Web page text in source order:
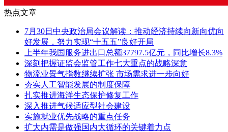
热点文章
7月30日中央政治局会议解读：推动经济持续向新向优向
好发展，努力实现“十五五”良好开局
上半年我国服务进出口总额37797.5亿元，同比增长8.3%
深刻把握证监会监管工作七大重点的战略深意
物流业景气指数继续扩张 市场需求进一步向好
夯实人工智能发展的制度保障
扎实推进海洋生态保护修复工作
深入推进气候适应型社会建设
实施就业优先战略的重点任务
扩大内需是做强国内大循环的关键着力点